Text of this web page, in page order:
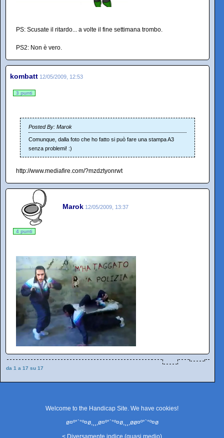
PS: Scusate il ritardo... a volte il fine settimana trombo.
PS2: Non è vero.
kombatt 12/05/2009, 12:53
3 punti
Posted By: Marok
Comunque, dalla foto che ho fatto si può fare una stampa A3
senza problemi! :)
http://www.mediafire.com/?mzdztyonrwt
Marok 12/05/2009, 13:37
4 punti
da 1 a 17 su 17
Welcome to the Handicap Site. We have cookies!
ø¤º°`°º¤ø,¸¸,ø¤º°`°º¤ø,¸¸,øø¤º°`°º¤ø
< Diversamente indice (quasi medio)